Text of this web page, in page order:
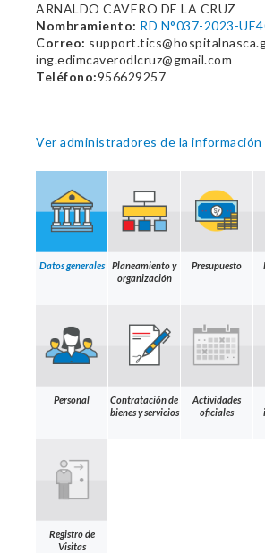
ARNALDO CAVERO DE LA CRUZ
Nombramiento: RD N°037-2023-
Correo:
ing.edimcaverodlcruz@gmail.com
Teléfono:956629257
Ver administradores de la información
Datos generales
Planeamiento y
organización
Presupuesto
Personal
Contratación de
bienes y servicios
Actividades
oficiales
Registro de
Visitas